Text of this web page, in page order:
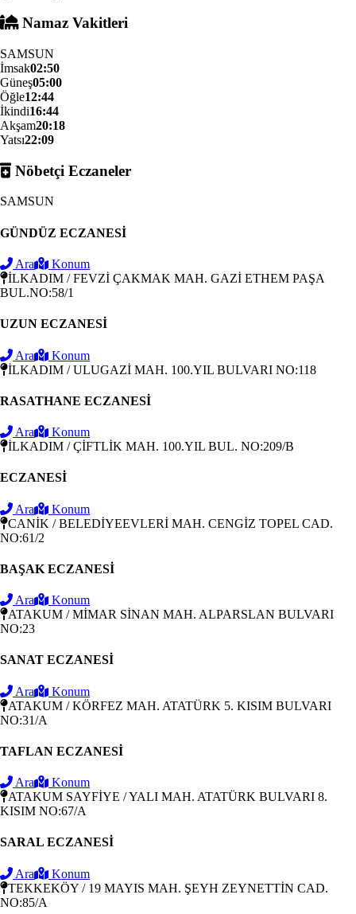
Namaz Vakitleri
SAMSUN
İmsak02:50
Güneş05:00
Öğle12:44
İkindi16:44
Akşam20:18
Yatsı22:09
Nöbetçi Eczaneler
SAMSUN
GÜNDÜZ ECZANESİ
Ara
Konum
İLKADIM / FEVZİ ÇAKMAK MAH. GAZİ ETHEM PAŞA
BUL.NO:58/1
UZUN ECZANESİ
Ara
Konum
İLKADIM / ULUGAZİ MAH. 100.YIL BULVARI NO:118
RASATHANE ECZANESİ
Ara
Konum
İLKADIM / ÇİFTLİK MAH. 100.YIL BUL. NO:209/B
ECZANESİ
Ara
Konum
CANİK / BELEDİYEEVLERİ MAH. CENGİZ TOPEL CAD.
NO:61/2
BAŞAK ECZANESİ
Ara
Konum
ATAKUM / MİMAR SİNAN MAH. ALPARSLAN BULVARI
NO:23
SANAT ECZANESİ
Ara
Konum
ATAKUM / KÖRFEZ MAH. ATATÜRK 5. KISIM BULVARI
NO:31/A
TAFLAN ECZANESİ
Ara
Konum
ATAKUM SAYFİYE / YALI MAH. ATATÜRK BULVARI 8.
KISIM NO:67/A
SARAL ECZANESİ
Ara
Konum
TEKKEKÖY / 19 MAYIS MAH. ŞEYH ZEYNETTİN CAD.
NO:85/A